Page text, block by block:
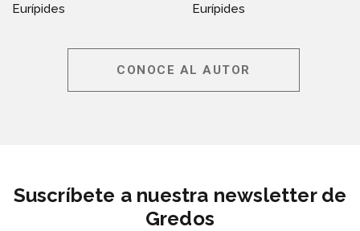
Eurípides Eurípides
CONOCE AL AUTOR
Suscríbete a nuestra newsletter de
Gredos